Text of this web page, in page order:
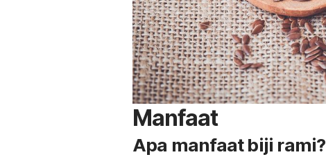
Manfaat
Apa manfaat biji rami?